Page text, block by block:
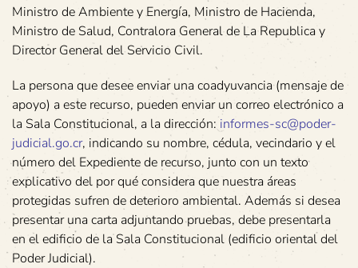
Ministro de Ambiente y Energía, Ministro de Hacienda,
Ministro de Salud, Contralora General de La Republica y
Director General del Servicio Civil.
La persona que desee enviar una coadyuvancia (mensaje de
apoyo) a este recurso, pueden enviar un correo electrónico a
la Sala Constitucional, a la dirección: informes-sc@poder-
judicial.go.cr, indicando su nombre, cédula, vecindario y el
número del Expediente de recurso, junto con un texto
explicativo del por qué considera que nuestra áreas
protegidas sufren de deterioro ambiental. Además si desea
presentar una carta adjuntando pruebas, debe presentarla
en el edificio de la Sala Constitucional (edificio oriental del
Poder Judicial).